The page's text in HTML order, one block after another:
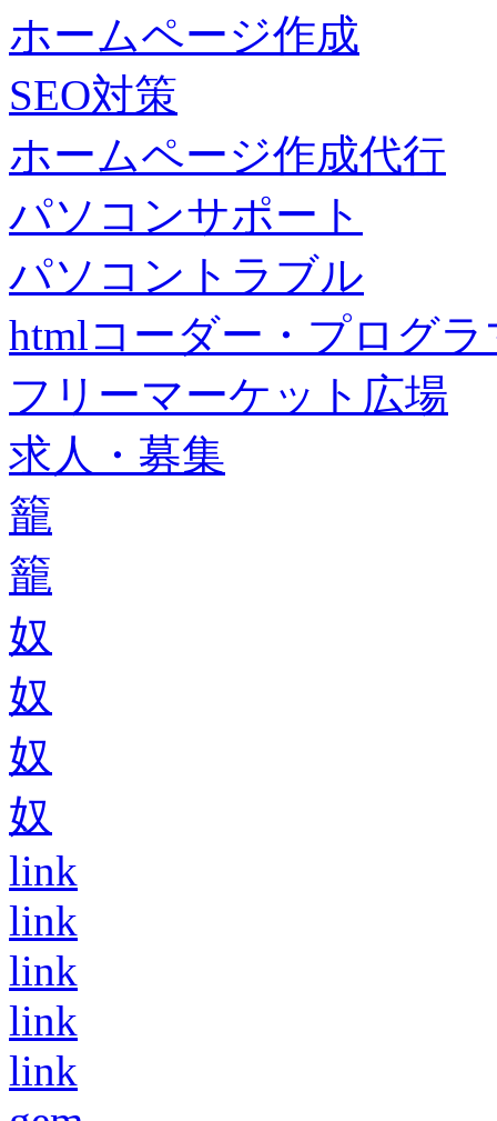
ホームページ作成
SEO対策
ホームページ作成代行
パソコンサポート
パソコントラブル
htmlコーダー・プログラ
フリーマーケット広場
求人・募集
籠
籠
奴
奴
奴
奴
link
link
link
link
link